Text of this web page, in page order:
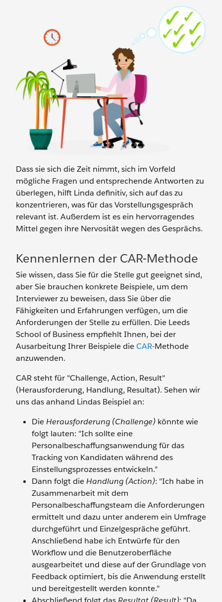
Dass sie sich die Zeit nimmt, sich im Vorfeld
mögliche Fragen und entsprechende Antworten zu
überlegen, hilft Linda definitiv, sich auf das zu
konzentrieren, was für das Vorstellungsgespräch
relevant ist. Außerdem ist es ein hervorragendes
Mittel gegen ihre Nervosität wegen des Gesprächs.
Kennenlernen der CAR-Methode
Sie wissen, dass Sie für die Stelle gut geeignet sind,
aber Sie brauchen konkrete Beispiele, um dem
Interviewer zu beweisen, dass Sie über die
Fähigkeiten und Erfahrungen verfügen, um die
Anforderungen der Stelle zu erfüllen. Die Leeds
School of Business empfiehlt Ihnen, bei der
Ausarbeitung Ihrer Beispiele dieCAR-Methode
anzuwenden.
CAR steht für "Challenge, Action, Result"
(Herausforderung, Handlung, Resultat). Sehen wir
uns das anhand Lindas Beispiel an:
DieHerausforderung (Challenge) könnte wie
folgt lauten: "Ich sollte eine
Personalbeschaffungsanwendung für das
Tracking von Kandidaten während des
Einstellungsprozesses entwickeln."
Dann folgt dieHandlung (Action): "Ich habe in
Zusammenarbeit mit dem
Personalbeschaffungsteam die Anforderungen
ermittelt und dazu unter anderem ein Umfrage
durchgeführt und Einzelgespräche geführt.
Anschließend habe ich Entwürfe für den
Workflow und die Benutzeroberfläche
ausgearbeitet und diese auf der Grundlage von
Feedback optimiert, bis die Anwendung erstellt
und bereitgestellt werden konnte."